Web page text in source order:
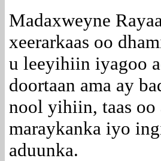
Madaxweyne
xeerarkaas oo
u leeyihiin iyagoo
doortaan ama ay
nool yihiin, taas
maraykanka iyo
aduunka.